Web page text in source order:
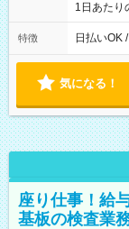
1日あたり
特徴 日払いOK
気になる！
座り仕事！給
基板の検査業